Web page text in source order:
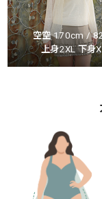
空空 170cm /
上身2XL 下身